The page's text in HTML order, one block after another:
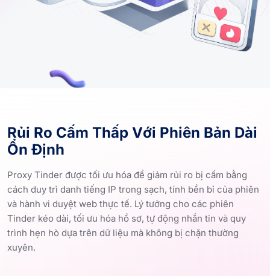
Rủi Ro Cấm Thấp Với Phiên Bản Dài
Ổn Định
Proxy Tinder được tối ưu hóa để giảm rủi ro bị cấm bằng
cách duy trì danh tiếng IP trong sạch, tính bền bỉ của phiên
và hành vi duyệt web thực tế. Lý tưởng cho các phiên
Tinder kéo dài, tối ưu hóa hồ sơ, tự động nhắn tin và quy
trình hẹn hò dựa trên dữ liệu mà không bị chặn thường
xuyên.